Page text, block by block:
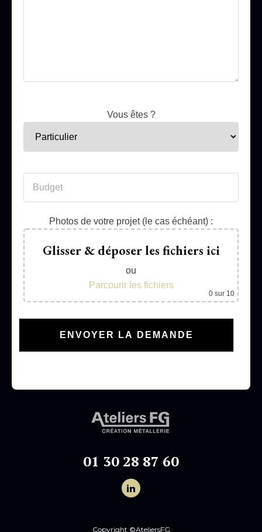
Vous êtes ?
Photos de votre projet (le cas échéant) :
Glisser & déposer les fichiers ici
ou
Parcourir les fichiers
0 sur 10
01 30 28 87 60
Copyright ©AteliersFG